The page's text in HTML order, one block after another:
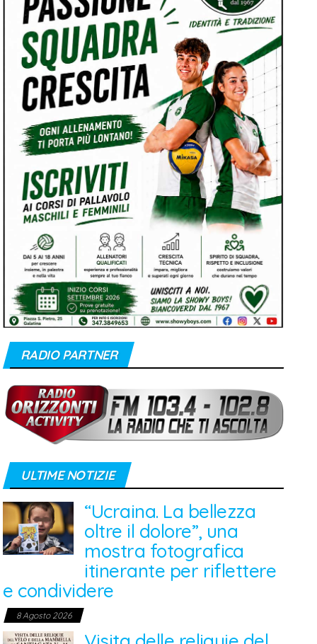
RADIO PARTNER
ULTIME NOTIZIE
“Ucraina. La bellezza
oltre il dolore”, una
mostra fotografica
itinerante per riflettere
e condividere
8 Agosto 2026